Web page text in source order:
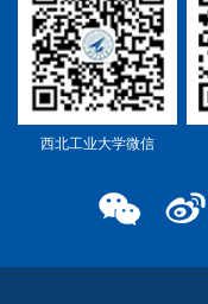
西北工业大学微信